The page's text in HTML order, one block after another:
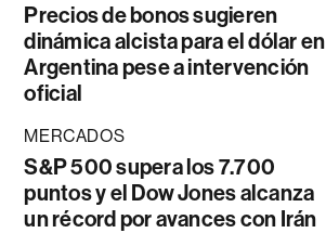
Precios de bonos sugieren
dinámica alcista para el dólar en
Argentina pese a intervención
oficial
MERCADOS
S&P 500 supera los 7.700
puntos y el Dow Jones alcanza
un récord por avances con Irán